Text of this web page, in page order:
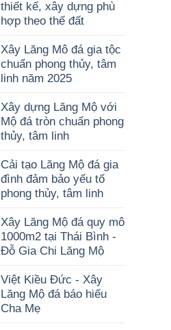
thiết kế, xây dựng phù
hợp theo thế đất
Xây Lăng Mô đá gia tộc
chuẩn phong thủy, tâm
linh năm 2025
Xây dựng Lăng Mộ với
Mộ đá tròn chuẩn phong
thủy, tâm linh
Cải tạo Lăng Mộ đá gia
đình đảm bảo yếu tố
phong thủy, tâm linh
Xây Lăng Mộ đá quy mô
1000m2 tại Thái Bình -
Đỗ Gia Chi Lăng Mộ
Việt Kiều Đức - Xây
Lăng Mộ đá báo hiếu
Cha Mẹ